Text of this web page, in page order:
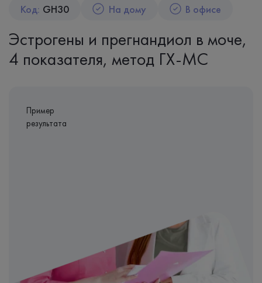
Код: GH30 На дому В офисе
Эстрогены и прегнандиол в моче,
4 показателя, метод ГХ-МС
Пример
результата